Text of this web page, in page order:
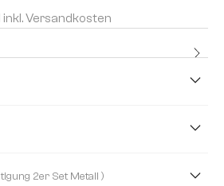
inkl. Versandkosten
( Wandbefestigung 2er Set Metall )